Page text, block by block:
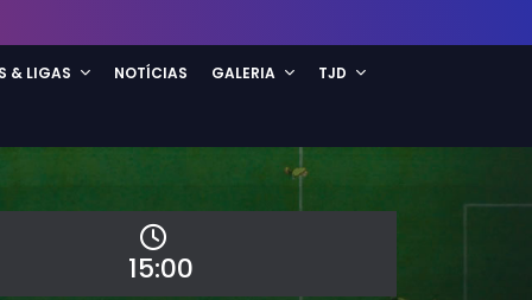
& LIGAS NOTÍCIAS GALERIA TJD
15:00